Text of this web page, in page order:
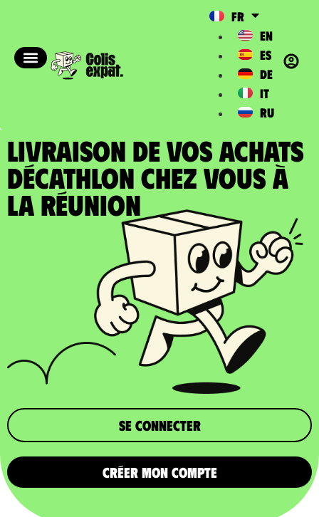
FR
EN
ES
DE
IT
RU
LIVRAISON DE VOS ACHATS
DÉCATHLON chez vous à
la Réunion
Se connecter
CRÉER MON COMPTE